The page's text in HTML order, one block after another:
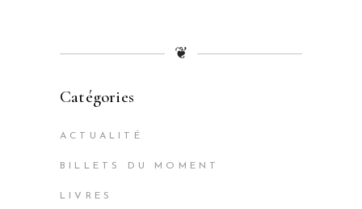
❦
Catégories
ACTUALITÉ
BILLETS DU MOMENT
LIVRES